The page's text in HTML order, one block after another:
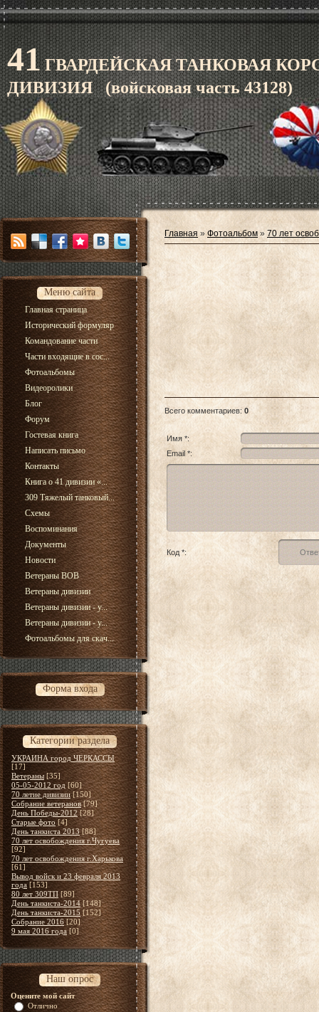
41ГВАРДЕЙСКАЯ ТАНКОВАЯ
ДИВИЗИЯ (войсковая часть 43128)
Меню сайта
Главная страница
Исторический формуляр
Командование части
Части входящие в сос...
Фотоальбомы
Видеоролики
Блог
Форум
Гостевая книга
Написать письмо
Контакты
Книга о 41 дивизии «...
309 Тяжелый танковый...
Схемы
Воспоминания
Документы
Новости
Ветераны ВОВ
Ветераны дивизии
Ветераны дивизии - у...
Ветераны дивизии - у...
Фотоальбомы для скач...
Форма входа
Категории раздела
УКРАИНА город ЧЕРКАССЫ
[17]
Ветераны [35]
05-05-2012 год [60]
70 летие дивизии [150]
Собрание ветеранов [79]
День Победы-2012 [28]
Старые фото [4]
День танкиста 2013 [88]
70 лет освобождения г.Чугуева
[92]
70 лет освобождения г.Харькова
[61]
Вывод войск и 23 февраля 2013
года [153]
80 лет 309ТП [89]
День танкиста-2014 [148]
День танкиста-2015 [152]
Собрание 2016 [20]
9 мая 2016 года [0]
Наш опрос
Оцените мой сайт
Отлично
Главная » Фотоальбом » 70 лет
Всего комментариев: 0
Имя *:
Email *:
Код *: